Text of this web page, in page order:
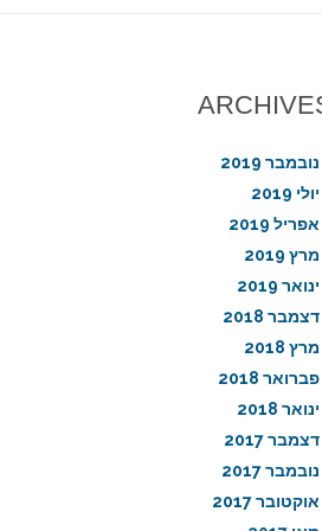
נובמבר 2019
יולי 2019
אפריל 2019
מרץ 2019
ינואר 2019
דצמבר 2018
מרץ 2018
פברואר 2018
ינואר 2018
דצמבר 2017
נובמבר 2017
אוקטובר 2017